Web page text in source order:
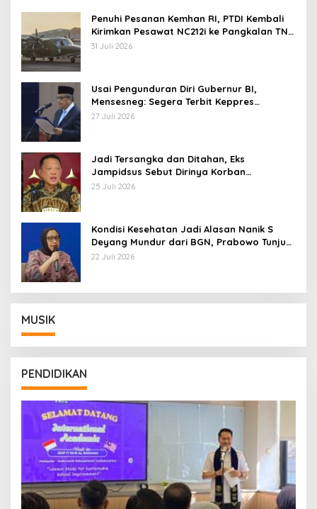
Penuhi Pesanan Kemhan RI, PTDI Kembali
Kirimkan Pesawat NC212i ke Pangkalan TNI
AU
31 Juli 2026
Usai Pengunduran Diri Gubernur BI,
Mensesneg: Segera Terbit Keppres
Pemberhentian dengan Hormat
27 Juli 2026
Jadi Tersangka dan Ditahan, Eks
Jampidsus Sebut Dirinya Korban
Kriminalisasi
25 Juli 2026
Kondisi Kesehatan Jadi Alasan Nanik S
Deyang Mundur dari BGN, Prabowo Tunjuk
Wamentan Sudaryono
22 Juli 2026
MUSIK
PENDIDIKAN